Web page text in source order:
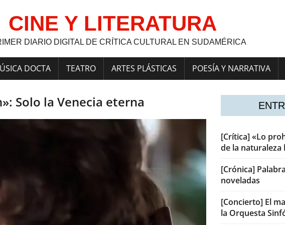
CINE Y LITERATURA
DIARIO DIGITAL DE CRÍTICA CULTURAL EN SUDAMÉRICA
DOCTA TEATRO ARTES PLÁSTICAS POESÍA Y NARRATIVA
Solo la Venecia eterna
[Crítica] «Lo
de la naturaleza
[Crónica]
noveladas
[Concierto] El
la Orquesta